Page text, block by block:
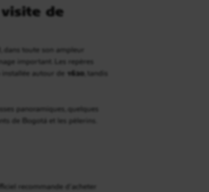
de
toute son ampleur
important. Les repères
installée autour de 1620 , tandis
panoramiques, quelques
de Bogotá et les pèlerins.
recommande d’acheter